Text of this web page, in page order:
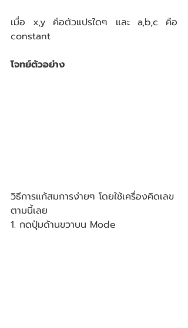
เมื่อ x,y คือตัวแปรใดๆ และ a,b,c คือ
constant
โจทย์ตัวอย่าง
วิธีการแก้สมการง่ายๆ โดยใช้เครื่องคิดเลข
ตามนี้เลย
1. กดปุ่มด้านขวาบน Mode